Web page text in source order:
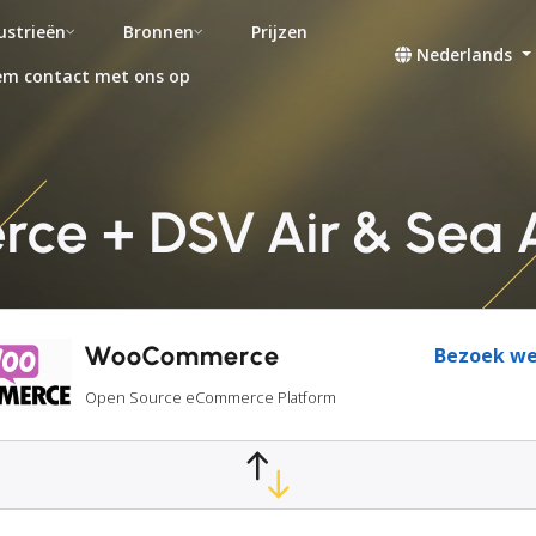
Bronnen
Prijzen
contact met ons op
Nederlands
+ DSV Air & Sea
WooCommerce Bezoek
Open Source eCommerce Platform